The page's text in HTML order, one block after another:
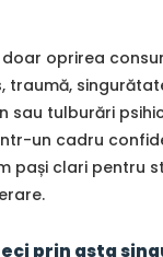
oprirea
traumă,
sau tulburări
un cadru
pași clari pentru
prin asta